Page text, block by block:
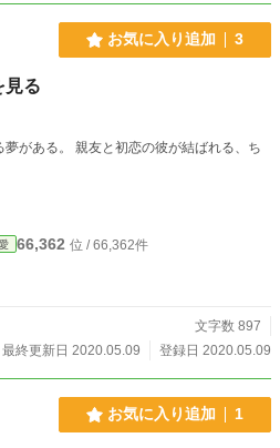
お気に入り追加 3
見る
がある。 親友と初恋の彼が結ばれる、ち
66,362 位 / 66,362件
文字数 897
最終更新日 2020.05.09
登録日 2020.05.09
お気に入り追加 1